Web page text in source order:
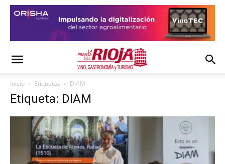
Inicio Etiquetas DIAM
Etiqueta: DIAM